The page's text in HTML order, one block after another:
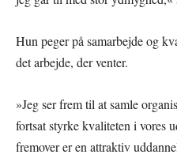
Hun peger på samarbejde og
det arbejde, der venter.
»Jeg ser frem til at samle
fortsat styrke kvaliteten i vores
fremover er en attraktiv